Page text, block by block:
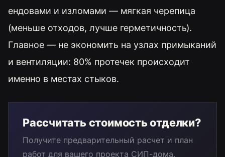
ендовами и изломами — мягкая черепица
(меньше отходов, лучше герметичность).
Главное — не экономить на узлах примыканий
и вентиляции: 80% протечек происходит
именно в местах стыков.
Рассчитать стоимость отделки?
Получите предварительный расчет и план
работ для вашего проекта СИП-дома.